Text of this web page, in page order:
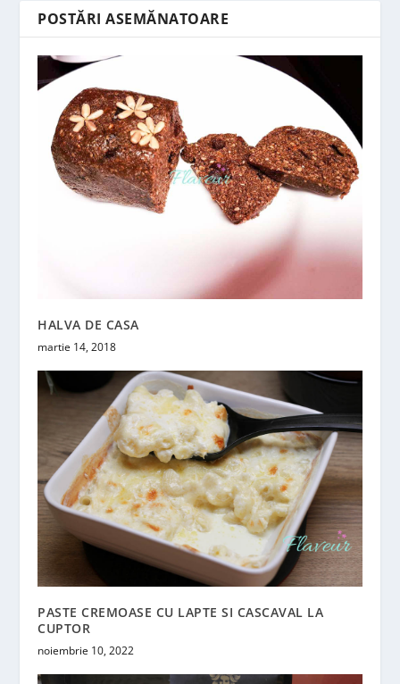
POSTĂRI ASEMĂNATOARE
HALVA DE CASA
martie 14, 2018
PASTE CREMOASE CU LAPTE SI CASCAVAL LA
CUPTOR
noiembrie 10, 2022